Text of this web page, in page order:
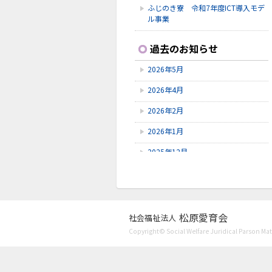
ふじのき寮 令和7年度ICT導入モデ
ル事業
救命救急講習
2026.1.31
新春お楽しみ会
2026.1.3
謹賀新年
過去のお知らせ
2026年5月
2026年4月
2026年2月
2026年1月
2025年12月
2025年7月
2025年6月
社会福祉法人 松原愛育会
Copyright© Social Welfare Juridical Parson